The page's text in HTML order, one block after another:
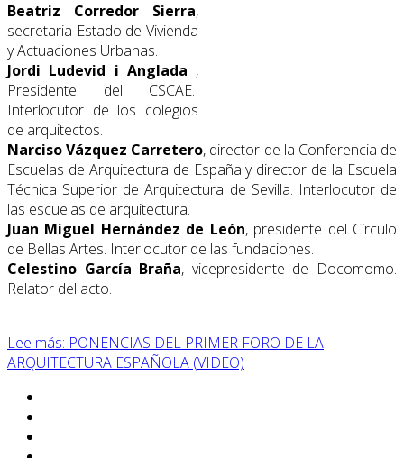
Beatriz Corredor Sierra,
secretaria Estado de Vivienda
y Actuaciones Urbanas.
Jordi Ludevid i Anglada ,
Presidente del CSCAE.
Interlocutor de los colegios
de arquitectos.
Narciso Vázquez Carretero, director de la Conferencia de
Escuelas de Arquitectura de España y director de la Escuela
Técnica Superior de Arquitectura de Sevilla. Interlocutor de
las escuelas de arquitectura.
Juan Miguel Hernández de León, presidente del Círculo
de Bellas Artes. Interlocutor de las fundaciones.
Celestino García Braña, vicepresidente de Docomomo.
Relator del acto.
Lee más: PONENCIAS DEL PRIMER FORO DE LA
ARQUITECTURA ESPAÑOLA (VIDEO)